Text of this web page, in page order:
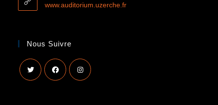
www.auditorium.uzerche.fr
Nous Suivre